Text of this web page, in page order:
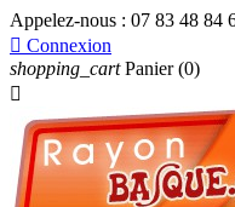
Appelez-nous : 07 83 48 84
 Connexion
shopping_cart Panier (0)
